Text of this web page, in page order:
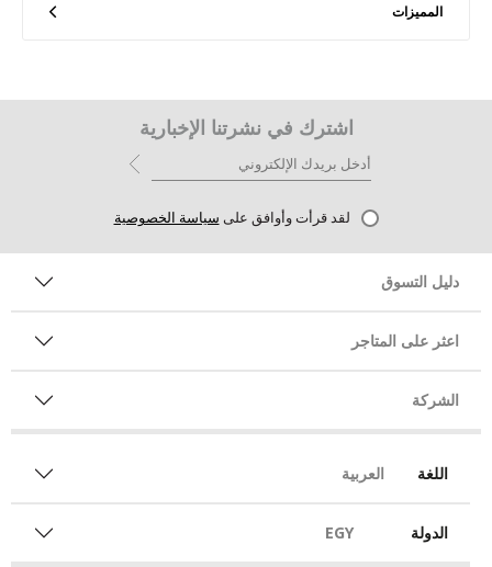
المميزات
اشترك في نشرتنا الإخبارية
لقد قرأت وأوافق على سياسة الخصوصية
دليل التسوق
اعثر على المتاجر
الشركة
اللغة العربية
الدولة EGY